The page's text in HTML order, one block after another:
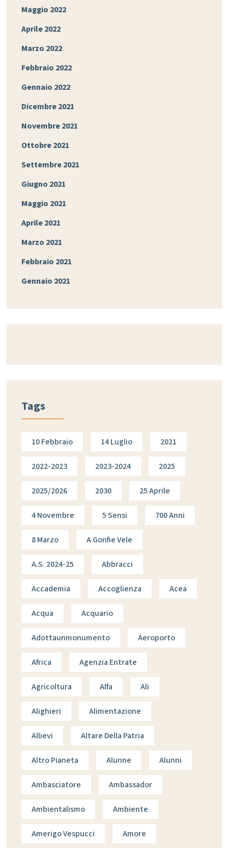
Maggio 2022
Aprile 2022
Marzo 2022
Febbraio 2022
Gennaio 2022
Dicembre 2021
Novembre 2021
Ottobre 2021
Settembre 2021
Giugno 2021
Maggio 2021
Aprile 2021
Marzo 2021
Febbraio 2021
Gennaio 2021
Tags
10 Febbraio 14 Luglio 2021
2022-2023 2023-2024 2025
2025/2026 2030 25 Aprile
4 Novembre 5 Sensi 700 Anni
8 Marzo A Gonfie Vele
A.s. 2024-25 Abbracci
Accademia Accoglienza Acea
Acqua Acquario
Adottaunmonumento Aeroporto
Africa Agenzia Entrate
Agricoltura Alfa Ali
Alighieri Alimentazione
Allievi Altare Della Patria
Altro Pianeta Alunne Alunni
Ambasciatore Ambassador
Ambientalismo Ambiente
Amerigo Vespucci Amore